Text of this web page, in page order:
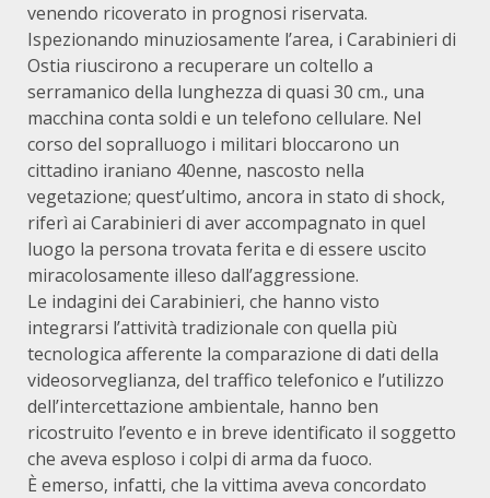
venendo ricoverato in prognosi riservata.
Ispezionando minuziosamente l’area, i Carabinieri di
Ostia riuscirono a recuperare un coltello a
serramanico della lunghezza di quasi 30 cm., una
macchina conta soldi e un telefono cellulare. Nel
corso del sopralluogo i militari bloccarono un
cittadino iraniano 40enne, nascosto nella
vegetazione; quest’ultimo, ancora in stato di shock,
riferì ai Carabinieri di aver accompagnato in quel
luogo la persona trovata ferita e di essere uscito
miracolosamente illeso dall’aggressione.
Le indagini dei Carabinieri, che hanno visto
integrarsi l’attività tradizionale con quella più
tecnologica afferente la comparazione di dati della
videosorveglianza, del traffico telefonico e l’utilizzo
dell’intercettazione ambientale, hanno ben
ricostruito l’evento e in breve identificato il soggetto
che aveva esploso i colpi di arma da fuoco.
È emerso, infatti, che la vittima aveva concordato